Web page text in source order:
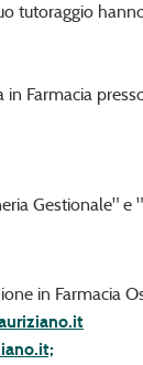
tutoraggio
in Farmacia
Gestionale" e
in Farmacia